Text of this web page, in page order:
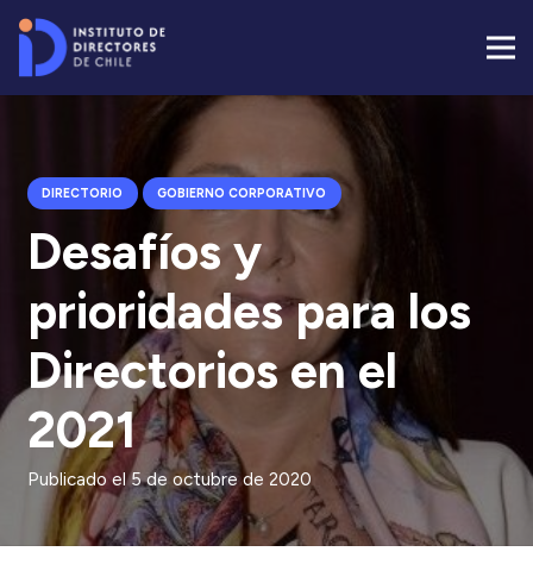
DIRECTORIO GOBIERNO CORPORATIVO
Desafíos y
prioridades para los
Directorios en el
2021
Publicado el5 de octubre de 2020